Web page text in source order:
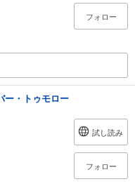
フォロー
ー・トゥモロー
試し読み
フォロー